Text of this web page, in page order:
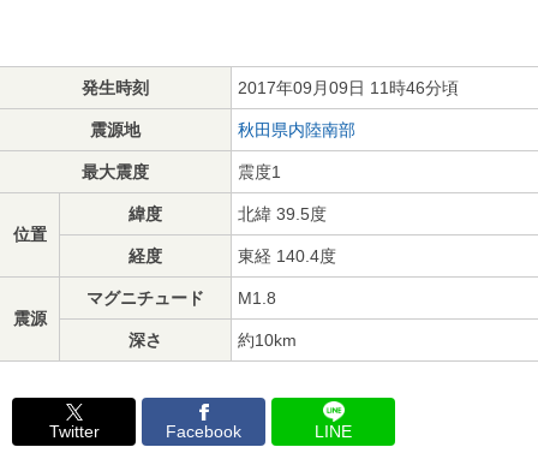
発生時刻 2017年09月09日 11時46分頃
震源地 秋田県内陸南部
最大震度 震度1
位置
緯度 北緯 39.5度
経度 東経 140.4度
震源
マグニチュード M1.8
深さ 約10km
Twitter Facebook LINE